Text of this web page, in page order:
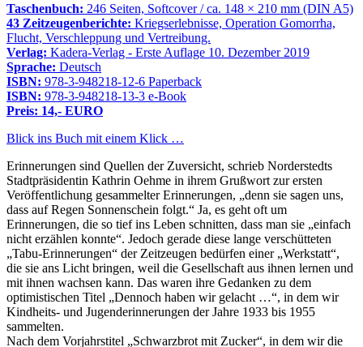
Taschenbuch: 246 Seiten, Softcover / ca. 148 × 210 mm (DIN A5)
43 Zeitzeugenberichte: Kriegserlebnisse, Operation Gomorrha,
Flucht, Verschleppung und Vertreibung.
Verlag: Kadera-Verlag - Erste Auflage 10. Dezember 2019
Sprache: Deutsch
ISBN: 978-3-948218-12-6 Paperback
ISBN: 978-3-948218-13-3 e-Book
Preis: 14,- EURO
Blick ins Buch mit einem Klick …
Erinnerungen sind Quellen der Zuversicht, schrieb Norderstedts
Stadtpräsidentin Kathrin Oehme in ihrem Grußwort zur ersten
Veröffentlichung gesammelter Erinnerungen,
denn sie sagen uns,
dass auf Regen Sonnenschein folgt.
Ja, es geht oft um
Erinnerungen, die so tief ins Leben schnitten, dass man sie
einfach
nicht erzählen konnte . Jedoch gerade diese lange verschütteten
Tabu-Erinnerungen
der Zeitzeugen bedürfen einer Werkstatt ,
die sie ans Licht bringen, weil die Gesellschaft aus ihnen lernen und
mit ihnen wachsen kann. Das waren ihre Gedanken zu dem
optimistischen Titel
Dennoch haben wir gelacht … , in dem wir
Kindheits- und Jugenderinnerungen der Jahre 1933 bis 1955
sammelten.
Nach dem Vorjahrstitel
Schwarzbrot mit Zucker , in dem wir die